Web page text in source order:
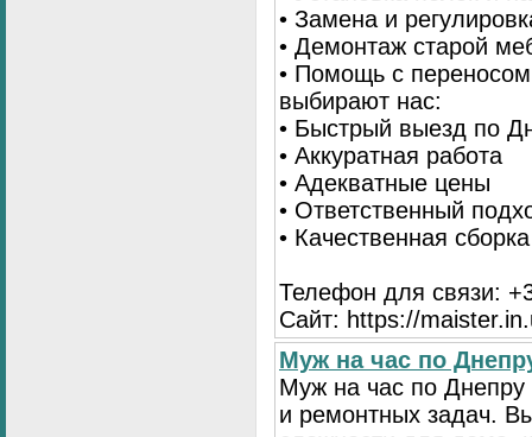
• Замена и
• Демонтаж старой
• Помощь с
выбирают нас:
• Быстрый выезд по
• Аккуратная работа
• Адекватные цены
• Ответственный
• Качественная
Телефон для связи:
Сайт: https://
Муж на час по
Муж на час по
и ремонтных задач.